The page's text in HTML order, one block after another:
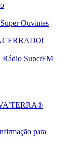
Ouvintes
Rádio SuperFM
para